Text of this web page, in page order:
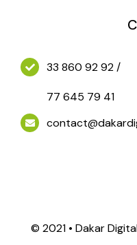
33 860 92 92 /
77 645 79 41
© 2021 • Dakar